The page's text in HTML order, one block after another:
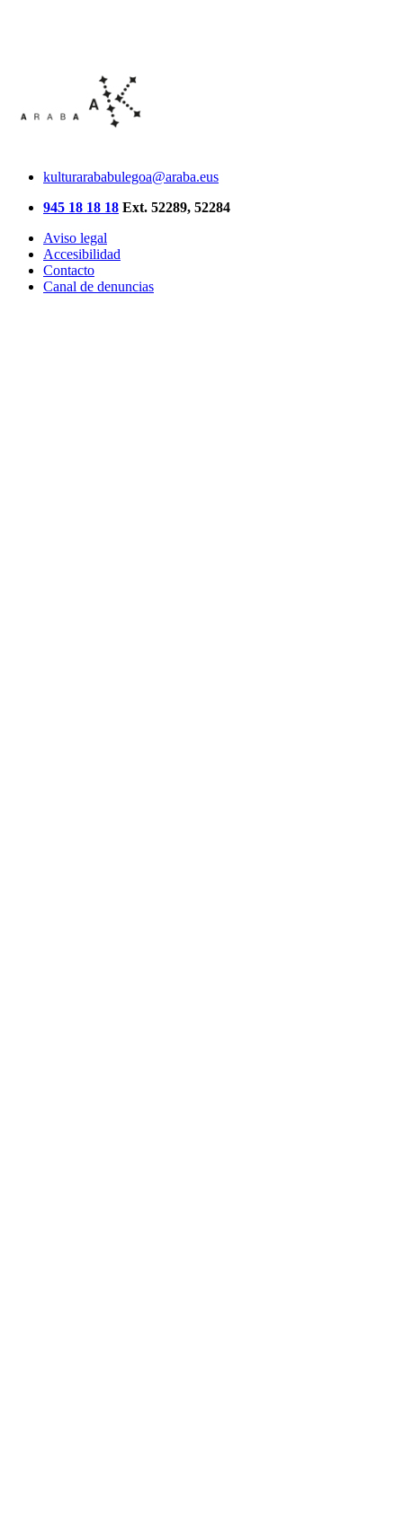
kulturarababulegoa@araba.eus
945 18 18 18 Ext. 52289, 52284
Aviso legal
Accesibilidad
Contacto
Canal de denuncias